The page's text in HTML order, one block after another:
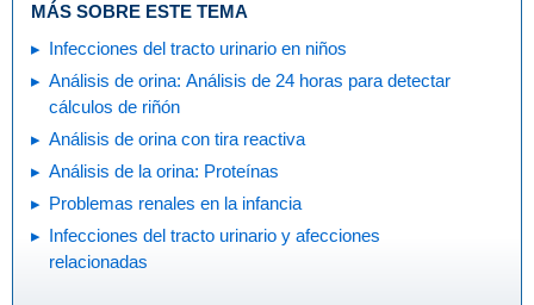
MÁS SOBRE ESTE TEMA
Infecciones del tracto urinario en niños
Análisis de orina: Análisis de 24 horas para detectar
cálculos de riñón
Análisis de orina con tira reactiva
Análisis de la orina: Proteínas
Problemas renales en la infancia
Infecciones del tracto urinario y afecciones
relacionadas